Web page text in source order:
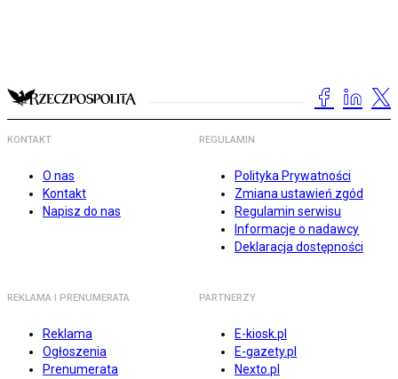
KONTAKT
O nas
Kontakt
Napisz do nas
REGULAMIN
Polityka Prywatności
Zmiana ustawień zgód
Regulamin serwisu
Informacje o nadawcy
Deklaracja dostępności
REKLAMA I PRENUMERATA
Reklama
Ogłoszenia
Prenumerata
PARTNERZY
E-kiosk.pl
E-gazety.pl
Nexto.pl